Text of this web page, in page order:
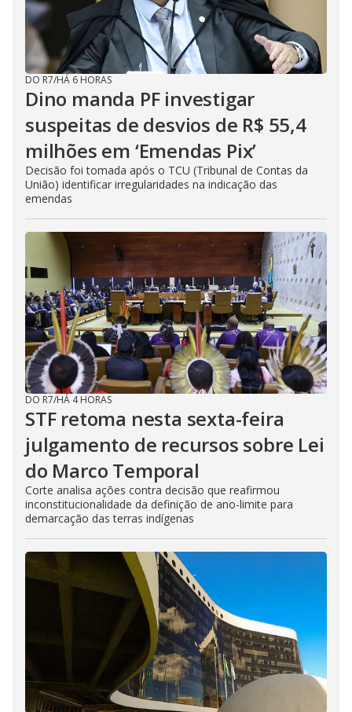
DO R7/HÁ 6 HORAS
Dino manda PF investigar
suspeitas de desvios de R$ 55,4
milhões em ‘Emendas Pix’
Decisão foi tomada após o TCU (Tribunal de Contas da
União) identificar irregularidades na indicação das
emendas
DO R7/HÁ 4 HORAS
STF retoma nesta sexta-feira
julgamento de recursos sobre Lei
do Marco Temporal
Corte analisa ações contra decisão que reafirmou
inconstitucionalidade da definição de ano-limite para
demarcação das terras indígenas